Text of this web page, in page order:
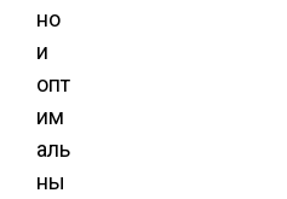
но
и
опт
им
аль
ны